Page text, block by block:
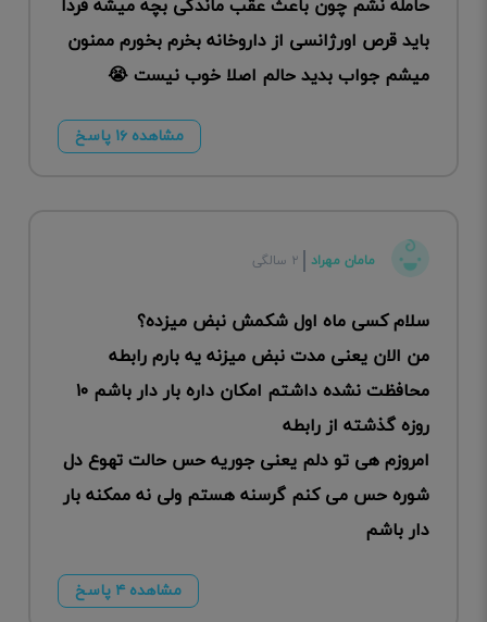
حامله نشم چون باعث عقب ماندگی بچه میشه فردا
باید قرص اورژانسی از داروخانه بخرم بخورم ممنون
میشم جواب بدید حالم اصلا خوب نیست 😭
مشاهده ۱۶ پاسخ
مامان مهراد ۲ سالگی
سلام کسی ماه اول شکمش نبض میزده؟
من الان یعنی مدت نبض میزنه یه بارم رابطه
محافظت نشده داشتم امکان داره بار دار باشم ۱۰
روزه گذشته از رابطه
امروزم هی تو دلم یعنی جوریه حس حالت تهوع دل
شوره حس می کنم گرسنه هستم ولی نه ممکنه بار
دار باشم
مشاهده ۴ پاسخ